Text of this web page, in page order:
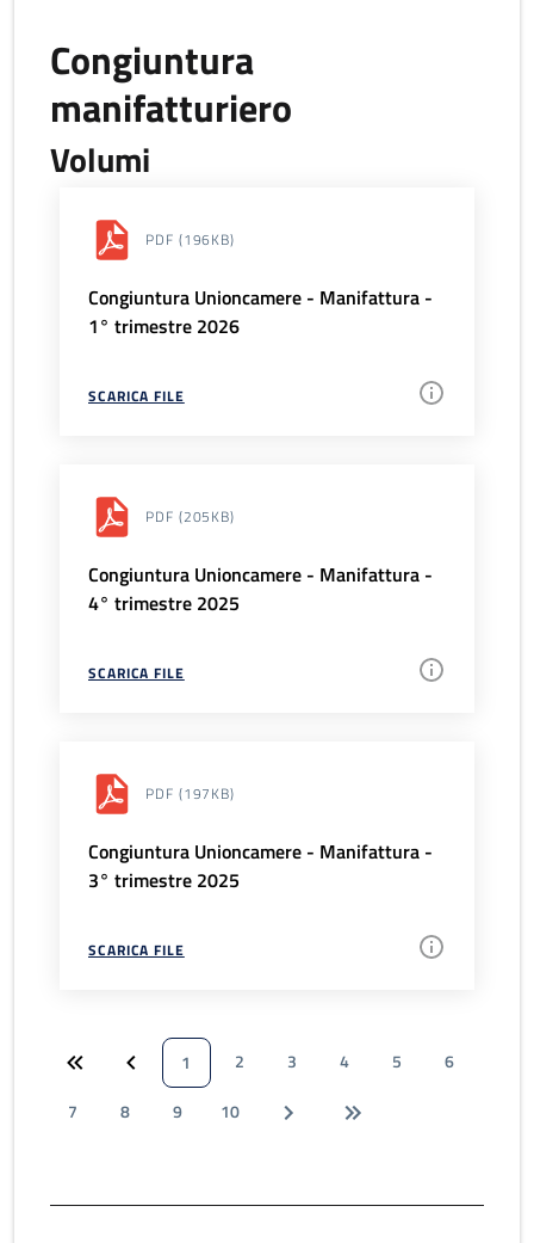
Congiuntura
manifatturiero
Volumi
PDF (196KB)
Congiuntura Unioncamere - Manifattura -
1° trimestre 2026
SCARICA FILE
PDF (205KB)
Congiuntura Unioncamere - Manifattura -
4° trimestre 2025
SCARICA FILE
PDF (197KB)
Congiuntura Unioncamere - Manifattura -
3° trimestre 2025
SCARICA FILE
1 2 3 4 5
6
7
8 9 10